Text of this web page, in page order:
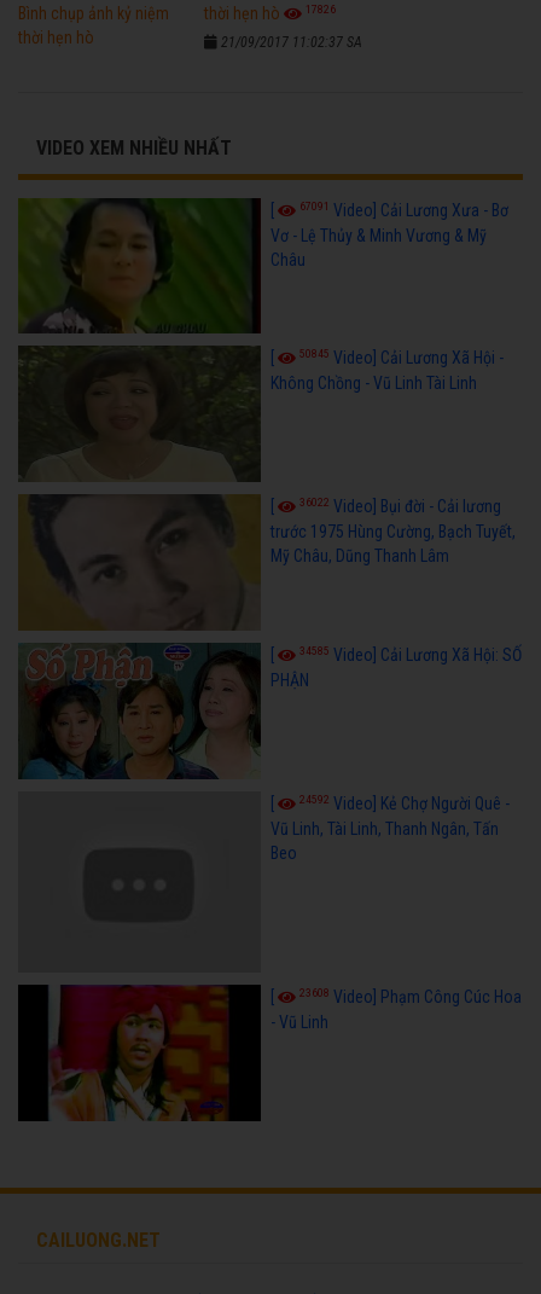
thời hẹn hò
17826
21/09/2017 11:02:37 SA
VIDEO XEM NHIỀU NHẤT
[ 67091 Video] Cải Lương Xưa - Bơ
Vơ - Lệ Thủy & Minh Vương & Mỹ
Châu
50845 Video] Cải Lương Xã Hội -
Không Chồng - Vũ Linh Tài Linh
36022 Video] Bụi đời - Cải lương
trước 1975 Hùng Cường, Bạch Tuyết,
Mỹ Châu, Dũng Thanh Lâm
34585 Video] Cải Lương Xã Hội: SỐ
PHẬN
24592 Video] Kẻ Chợ Người Quê -
Vũ Linh, Tài Linh, Thanh Ngân, Tấn
Beo
23608 Video] Phạm Công Cúc Hoa
- Vũ Linh
CAILUONG.NET